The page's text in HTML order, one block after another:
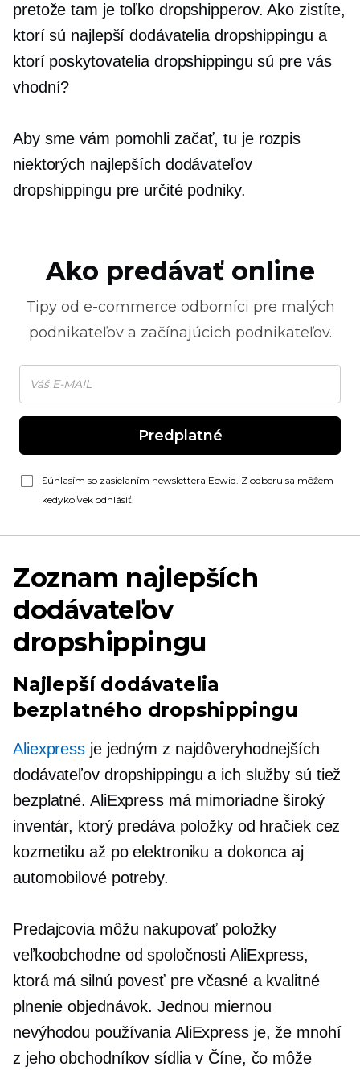
pretože tam je toľko dropshipperov. Ako zistíte,
ktorí sú najlepší dodávatelia dropshippingu a
ktorí poskytovatelia dropshippingu sú pre vás
vhodní?
Aby sme vám pomohli začať, tu je rozpis
niektorých najlepších dodávateľov
dropshippingu pre určité podniky.
Ako predávať online
Tipy od e-commerce odborníci pre malých
podnikateľov a začínajúcich podnikateľov.
Predplatné
Súhlasím so zasielaním newslettera Ecwid. Z odberu sa môžem
kedykoľvek odhlásiť.
Zoznam najlepších
dodávateľov
dropshippingu
Najlepší dodávatelia
bezplatného dropshippingu
Aliexpress je jedným z najdôveryhodnejších
dodávateľov dropshippingu a ich služby sú tiež
bezplatné. AliExpress má mimoriadne široký
inventár, ktorý predáva položky od hračiek cez
kozmetiku až po elektroniku a dokonca aj
automobilové potreby.
Predajcovia môžu nakupovať položky
veľkoobchodne od spoločnosti AliExpress,
ktorá má silnú povesť pre včasné a kvalitné
plnenie objednávok. Jednou miernou
nevýhodou používania AliExpress je, že mnohí
z jeho obchodníkov sídlia v Číne, čo môže